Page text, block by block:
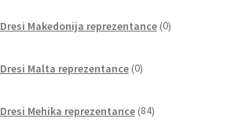
Dresi Makedonija reprezentance 0izdelkov
Dresi Malta reprezentance 0izdelkov
Dresi Mehika reprezentance 84izdelkov